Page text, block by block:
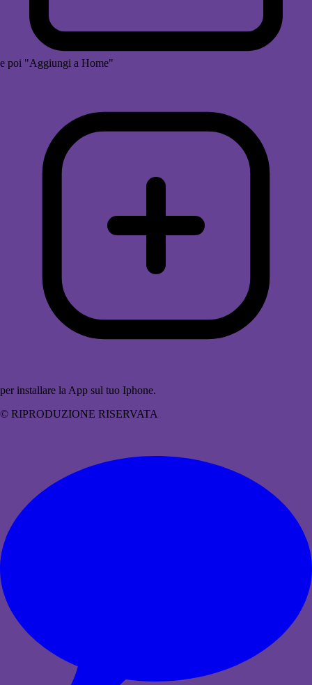
e poi "Aggiungi a Home"
per installare la App sul tuo Iphone.
© RIPRODUZIONE RISERVATA